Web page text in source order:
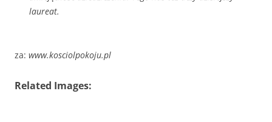
laureat.
za: www.kosciolpokoju.pl
Related Images: